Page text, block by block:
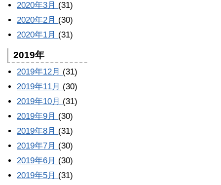
2020年3月 (31)
2020年2月 (30)
2020年1月 (31)
2019年
2019年12月 (31)
2019年11月 (30)
2019年10月 (31)
2019年9月 (30)
2019年8月 (31)
2019年7月 (30)
2019年6月 (30)
2019年5月 (31)